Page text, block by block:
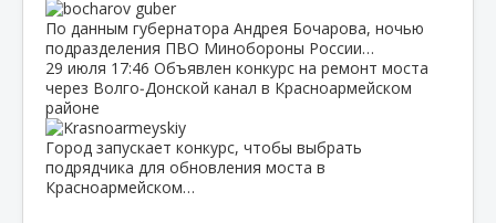
По данным губернатора Андрея Бочарова, ночью
подразделения ПВО Минобороны России…
29 июля 17:46 Объявлен конкурс на ремонт моста
через Волго‑Донской канал в Красноармейском
районе
Город запускает конкурс, чтобы выбрать
подрядчика для обновления моста в
Красноармейском…